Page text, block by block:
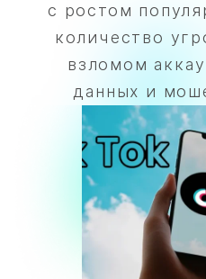
с ростом
количество
взломом
данных и